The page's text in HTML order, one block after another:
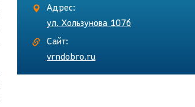
Адрес:
ул. Хользунова 107б
Сайт:
vrndobro.ru